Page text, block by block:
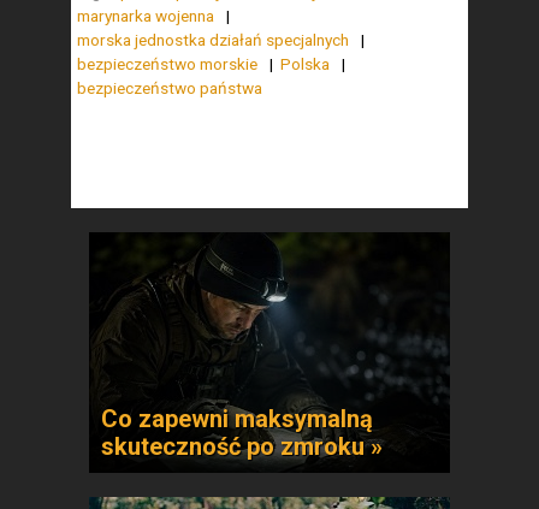
marynarka wojenna
morska jednostka działań specjalnych
bezpieczeństwo morskie
Polska
bezpieczeństwo państwa
Co zapewni maksymalną
skuteczność po zmroku »